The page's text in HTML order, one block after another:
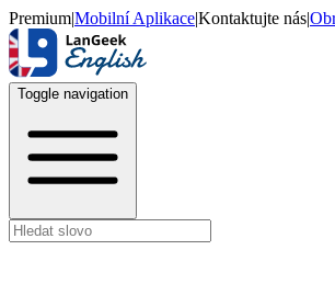
Premium|Mobilní Aplikace|Kontaktujte nás|
Toggle navigation